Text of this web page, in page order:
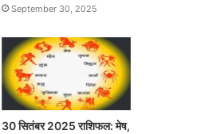
September 30, 2025
30 सितंबर 2025 राशिफल: मेष,